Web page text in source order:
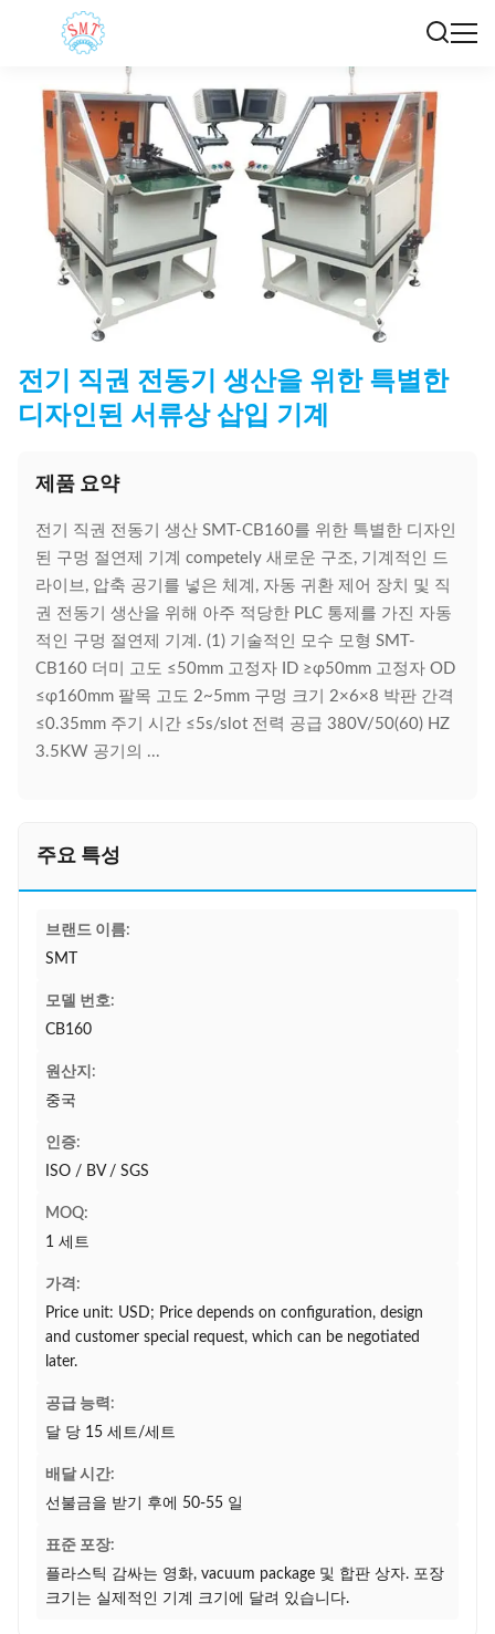
전기 직권 전동기 생산을 위한 특별한
디자인된 서류상 삽입 기계
제품 요약
전기 직권 전동기 생산 SMT-CB160를 위한 특별한 디자인
된 구멍 절연제 기계 competely 새로운 구조, 기계적인 드
라이브, 압축 공기를 넣은 체계, 자동 귀환 제어 장치 및 직
권 전동기 생산을 위해 아주 적당한 PLC 통제를 가진 자동
적인 구멍 절연제 기계. (1) 기술적인 모수 모형 SMT-
CB160 더미 고도 ≤50mm 고정자 ID ≥φ50mm 고정자 OD
≤φ160mm 팔목 고도 2~5mm 구멍 크기 2×6×8 박판 간격
≤0.35mm 주기 시간 ≤5s/slot 전력 공급 380V/50(60) HZ
3.5KW 공기의 ...
주요 특성
브랜드 이름:
SMT
모델 번호:
CB160
원산지:
중국
인증:
ISO / BV / SGS
MOQ:
1 세트
가격:
Price unit: USD; Price depends on configuration, design
and customer special request, which can be negotiated
later.
공급 능력:
달 당 15 세트/세트
배달 시간:
선불금을 받기 후에 50-55 일
표준 포장:
플라스틱 감싸는 영화, vacuum package 및 합판 상자. 포장
크기는 실제적인 기계 크기에 달려 있습니다.